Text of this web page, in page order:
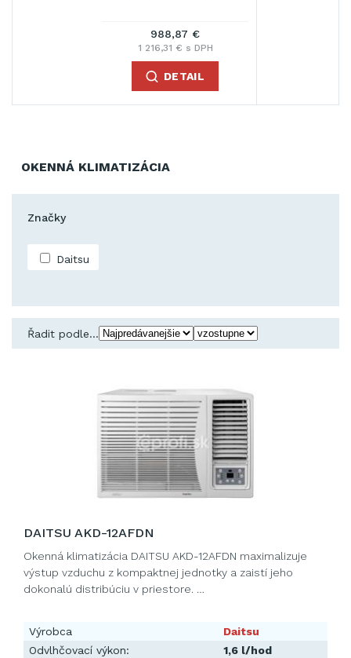
988,87 €
1 216,31 € s DPH
DETAIL
OKENNÁ KLIMATIZÁCIA
Značky
Daitsu
Řadit podle...
DAITSU AKD-12AFDN
Okenná klimatizácia DAITSU AKD-12AFDN maximalizuje
výstup vzduchu z kompaktnej jednotky a zaistí jeho
dokonalú distribúciu v priestore. …
Výrobca
Daitsu
Odvlhčovací výkon:
1,6 l/hod